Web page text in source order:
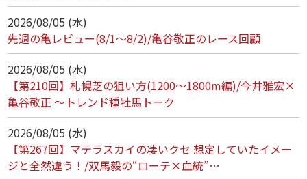
2026/08/05 (水)
先週の亀レビュー(8/1～8/2)/亀谷敬正のレース回顧
2026/08/05 (水)
【第210回】札幌芝の狙い方(1200～1800m編)/今井雅宏×
亀谷敬正 ～トレンド種牡馬トーク
2026/08/05 (水)
【第267回】マテラスカイの凄いクセ 想定していたイメー
ジと全然違う！/双馬毅の“ローテ×血統”…